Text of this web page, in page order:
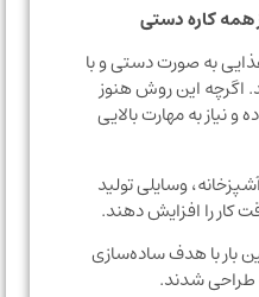
دستی
به صورت دستی و با
این روش هنوز
به مهارت بالایی
وسایلی تولید
افزایش دهند.
هدف ساده‌سازی
شدند.